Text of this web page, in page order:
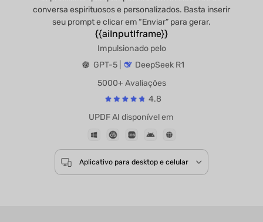
conversa espirituosos e personalizados. Basta inserir
seu prompt e clicar em “Enviar” para gerar.
{{aiInputIframe}}
Impulsionado pelo
5000+ Avaliações
4.8
UPDF AI disponível em